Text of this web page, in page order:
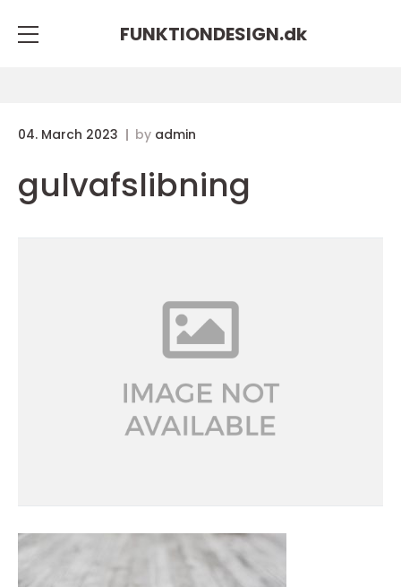
FUNKTIONDESIGN.dk
04. March 2023 by admin
gulvafslibning